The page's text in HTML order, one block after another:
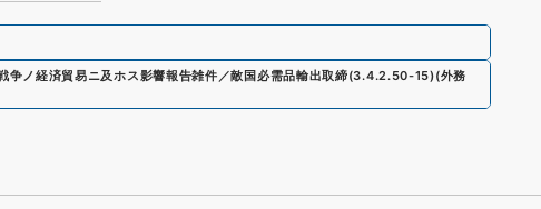
争ノ経済貿易ニ及ホス影響報告雑件／敵国必需品輸出取締(3.4.2.50-15)(外務